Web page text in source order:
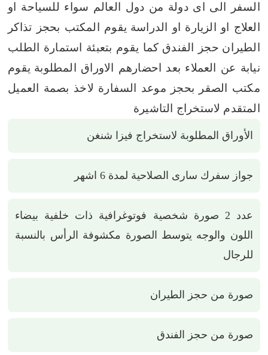
السفر الى اى دولة من دول العالم سواء للسياحة او
العلاج او الزيارة او الدراسة يقوم المكتب بحجز تذاكر
الطيران حجز الفندق كما يقوم بتعبئة استمارة الطلب
نيابة عن العملاء بعد احضارهم الاوراق المطلوبة يقوم
مكتب الصقر بحجز موعد السفارة لاخذ بصمة العميل
المتقدم لاستخراج التاشيرة
الأوراق المطلوبة لاستخراج فيزا شنغن
جواز سفرك سارى الصلاحية لمدة 6 اشهر
عدد 2 صورة شخصية فوتوغرافية ذات خلفية بيضاء
اللون والوجه يتوسط الصورة مكشوفة الرأس بالنسبة
للرجال
صورة من حجز الطيران
صورة من حجز الفندق